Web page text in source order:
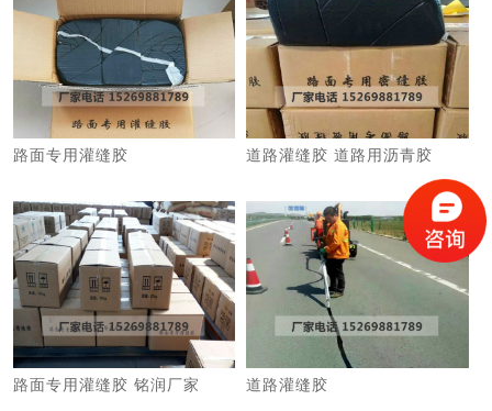
路面专用灌缝胶 道路灌缝胶 道路用沥青胶
路面专用灌缝胶 铭润厂家 道路灌缝胶